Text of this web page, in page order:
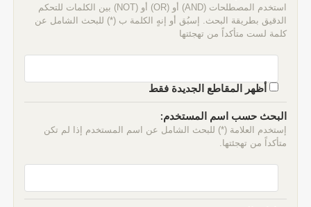
استخدم المصطلحات (AND) أو (OR) أو (NOT) بين الكلمات للتحكم
الدقيق بطريقة البحث. إسبُق أو إنهٍ الكلمة ب (*) للبحث الشامل عن
كلمة لست متأكداً من تهجئتها
أظهر المقاطع الجديدة فقط
البحث حسب اسم المستخدم:
إستخدم العلامة (*) للبحث الشامل عن اسم المستخدم إذا لم تكن
متأكداً من تهجئتها.